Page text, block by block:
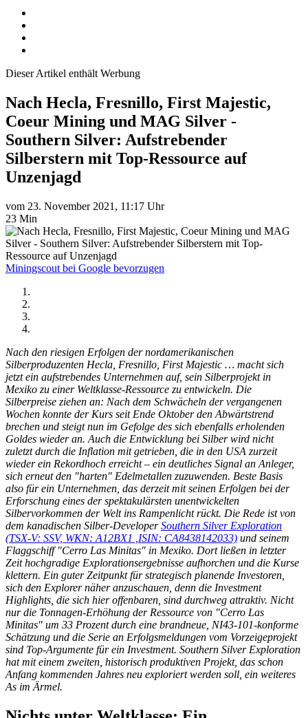
Dieser Artikel enthält Werbung
Nach Hecla, Fresnillo, First Majestic,
Coeur Mining und MAG Silver -
Southern Silver: Aufstrebender
Silberstern mit Top-Ressource auf
Unzenjagd
vom 23. November 2021, 11:17 Uhr
23 Min
Miningscout bei Google bevorzugen
Nach den riesigen Erfolgen der nordamerikanischen
Silberproduzenten Hecla, Fresnillo, First Majestic … macht sich
jetzt ein aufstrebendes Unternehmen auf, sein Silberprojekt in
Mexiko zu einer Weltklasse-Ressource zu entwickeln. Die
Silberpreise ziehen an: Nach dem Schwächeln der vergangenen
Wochen konnte der Kurs seit Ende Oktober den Abwärtstrend
brechen und steigt nun im Gefolge des sich ebenfalls erholenden
Goldes wieder an. Auch die Entwicklung bei Silber wird nicht
zuletzt durch die Inflation mit getrieben, die in den USA zurzeit
wieder ein Rekordhoch erreicht – ein deutliches Signal an Anleger,
sich erneut den "harten" Edelmetallen zuzuwenden. Beste Basis
also für ein Unternehmen, das derzeit mit seinen Erfolgen bei der
Erforschung eines der spektakulärsten unentwickelten
Silbervorkommen der Welt ins Rampenlicht rückt. Die Rede ist von
dem kanadischen Silber-DeveloperSouthern Silver Exploration
(TSX-V: SSV, WKN: A12BX1 ,ISIN: CA8438142033) und seinem
Flaggschiff "Cerro Las Minitas" in Mexiko. Dort ließen in letzter
Zeit hochgradige Explorationsergebnisse aufhorchen und die Kurse
klettern. Ein guter Zeitpunkt für strategisch planende Investoren,
sich den Explorer näher anzuschauen, denn die Investment
Highlights, die sich hier offenbaren, sind durchweg attraktiv. Nicht
nur die Tonnagen-Erhöhung der Ressource von "Cerro Las
Minitas" um 33 Prozent durch eine brandneue, NI43-101-konforme
Schätzung und die Serie an Erfolgsmeldungen vom Vorzeigeprojekt
sind Top-Argumente für ein Investment. Southern Silver Exploration
hat mit einem zweiten, historisch produktiven Projekt, das schon
Anfang kommenden Jahres neu exploriert werden soll, ein weiteres
As im Ärmel.